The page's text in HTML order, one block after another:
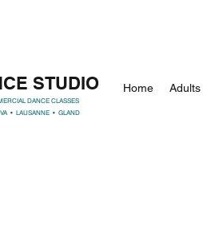
STUDIO
DANCE CLASSES
• LAUSANNE • GLAND
Home Adults